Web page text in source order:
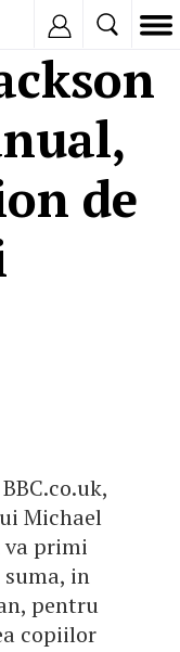
de
Michael
va primi
suma, in
pentru
copiilor